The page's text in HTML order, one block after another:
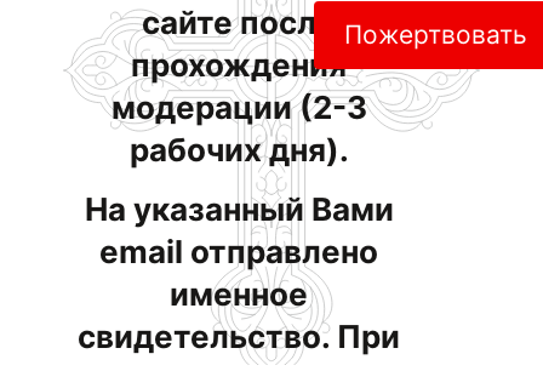
сайте после
прохождения
модерации (2-3
рабочих дня).
На указанный Вами
email отправлено
именное
свидетельство. При
Пожертвовать